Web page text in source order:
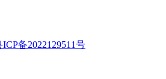
ICP备2022129511号